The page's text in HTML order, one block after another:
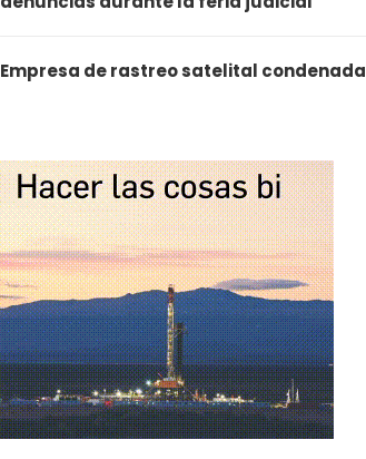
Empresa de rastreo satelital condenada